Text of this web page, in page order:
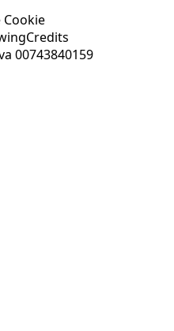
Cookie
Credits
00743840159